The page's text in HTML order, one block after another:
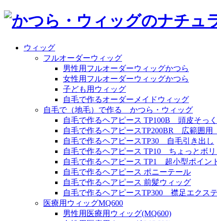
ウィッグ
フルオーダーウィッグ
男性用フルオーダーウィッグかつら
女性用フルオーダーウィッグかつら
子ども用ウィッグ
自毛で作るオーダーメイドウィッグ
自毛で（地毛）で作る かつら・ウィッグ
自毛で作るヘアピース TP100B 頭皮そっく
自毛で作るヘアピースTP200BR 広範囲用
自毛で作るヘアピースTP30 自毛引き出し
自毛で作るヘアピース TP10 ちょっとボ
自毛で作るヘアピース TP1 超小型ポイン
自毛で作るヘアピース ポニーテール
自毛で作るヘアピース 前髪ウィッグ
自毛で作るヘアピースTP300 襟足エクステ
医療用ウィッグMQ600
男性用医療用ウィッグ(MQ600)